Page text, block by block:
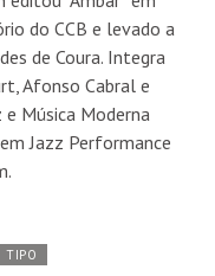
do CCB e levado a
de Coura. Integra
Afonso Cabral e
Música Moderna
Jazz Performance
TIPO